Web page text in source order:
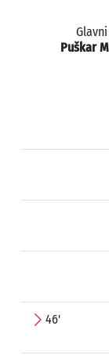
Puškar
46'